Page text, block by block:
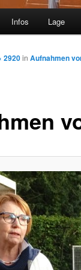
Infos Lage
2920in Aufnahmen